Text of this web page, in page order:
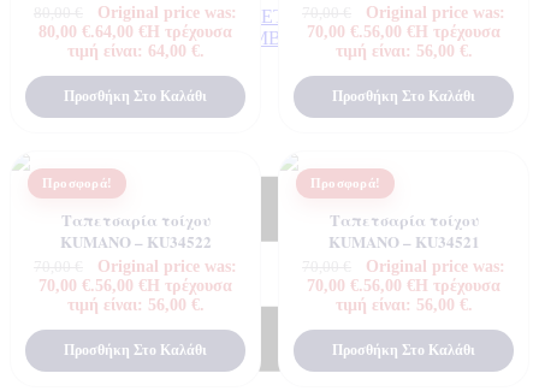
ΠΟΙΟΤΗΤΕΣ ΤΑΠΕΤΣΑΡΙΩΝ
ΕΠΕΞΗΓΗΣΗ ΣΥΜΒΟΛΩΝ
Original price was:
80,00 €.64,00 €Η τρέχουσα
τιμή είναι: 64,00 €.
Προσθήκη Στο Καλάθι
Original price was:
70,00 €.56,00 €Η τρέχουσα
τιμή είναι: 56,00 €.
Προσθήκη Στο Καλάθι
Προσφορά!
Ταπετσαρία τοίχου
KUMANO – KU34522
Original price was:
70,00 €.56,00 € Η τρέχουσα
τιμή είναι: 56,00 €.
Προσθήκη Στο Καλάθι
Προσφορά!
Ταπετσαρία τοίχου
KUMANO – KU34521
Original price was:
70,00 €.56,00 € Η τρέχουσα
τιμή είναι: 56,00 €.
Προσθήκη Στο Καλάθι